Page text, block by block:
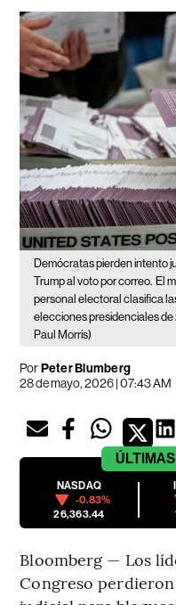
Demócratas pierden intento
Trump al voto por correo. El
personal electoral clasifica
elecciones presidenciales de
Paul Morris)
PorPeter Blumberg
28 de mayo, 2026 | 07:43 AM
ÚLTIMAS
NASDAQ
-0.83%
26,363.44
Bloomberg — Los
Congreso